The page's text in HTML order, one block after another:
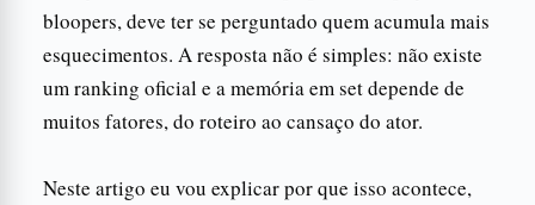
bloopers, deve ter se perguntado quem acumula mais
esquecimentos. A resposta não é simples: não existe
um ranking oficial e a memória em set depende de
muitos fatores, do roteiro ao cansaço do ator.
Neste artigo eu vou explicar por que isso acontece,